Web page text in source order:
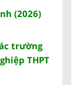
(2026)
trường
THPT